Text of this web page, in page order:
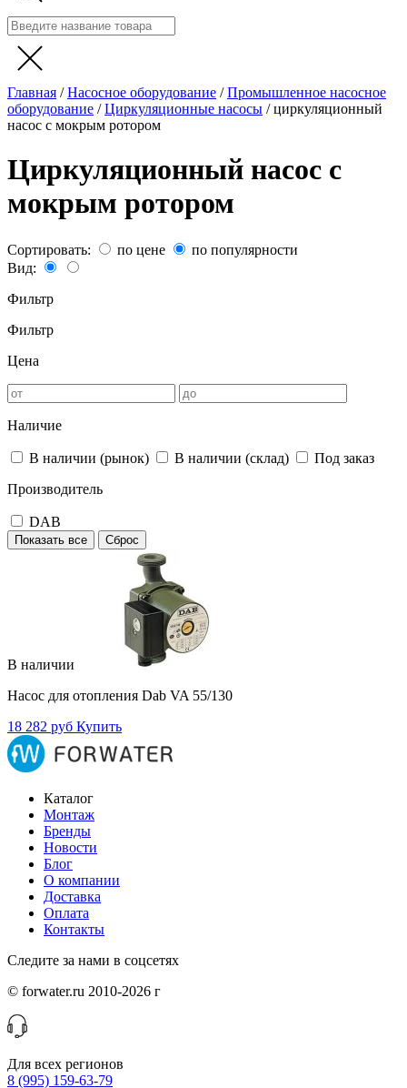
Главная /Насосное оборудование /Промышленное насосное
оборудование /Циркуляционные насосы /циркуляционный
насос с мокрым ротором
Циркуляционный насос с
мокрым ротором
Сортировать: по цене
по популярности
Вид:
Фильтр
Фильтр
Цена
Наличие
В наличии (рынок) В наличии (склад)
Под заказ
Производитель
DAB
Показать все Сброс
В наличии
Насос для отопления Dab VA 55/130
18 282 руб Купить
Каталог
Монтаж
Бренды
Новости
Блог
О компании
Доставка
Оплата
Контакты
Следите за нами в соцсетях
© forwater.ru 2010-2026 г
Для всех регионов
8 (995) 159-63-79